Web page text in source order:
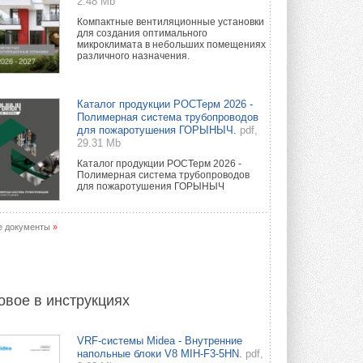
Компактные вентиляционные установки
для создания оптимального
микроклимата в небольших помещениях
различного назначения.
Каталог продукции РОСТерм 2026 -
Полимерная система трубопроводов
для пожаротушения ГОРЫНЫЧ.
pdf,
29.31 Mb
Каталог продукции РОСТерм 2026 -
Полимерная система трубопроводов
для пожаротушения ГОРЫНЫЧ
документы »
в инструкциях
VRF-системы Midea - Внутренние
напольные блоки V8 MIH-F3-5HN. pdf,